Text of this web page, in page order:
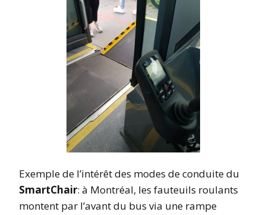
Exemple de l’intérêt des modes de conduite du
SmartChair: à Montréal, les fauteuils roulants
montent par l’avant du bus via une rampe